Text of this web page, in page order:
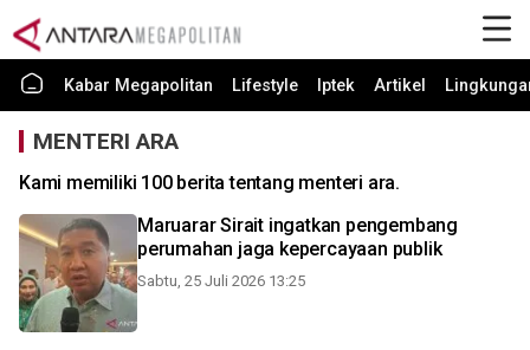
Kabar Megapolitan Lifestyle Iptek Artikel
MENTERI ARA
Kami memiliki 100 berita tentang menteri ara.
Maruarar Sirait ingatkan pengembang
perumahan jaga kepercayaan publik
Sabtu, 25 Juli 2026 13:25